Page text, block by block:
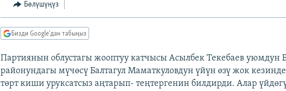
Бөлүшүңүз
Бизди Google'дан табыңыз
Партиянын облустагы жооптуу катчысы Асылбек Текебаев уюмдун
районундагы мүчөсү Балтагул Маматкуловдун үйүн өзү жок
төрт киши уруксатсыз аңтарып- теңтергенин билдирди. Алар